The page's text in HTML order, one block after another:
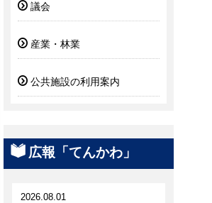
議会
産業・林業
公共施設の利用案内
広報「てんかわ」
2026.08.01